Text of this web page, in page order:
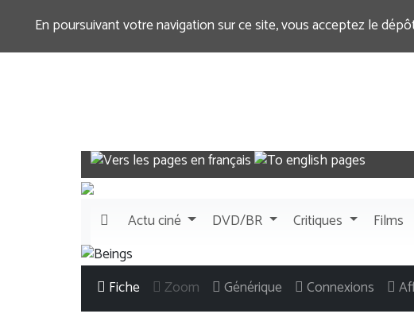
En poursuivant votre navigation sur ce site, vous acceptez le
Actuciné DVD/BR Critiques Films
Fiche Zoom Générique Connexions